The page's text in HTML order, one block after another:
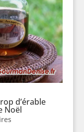
d’érable
Noël